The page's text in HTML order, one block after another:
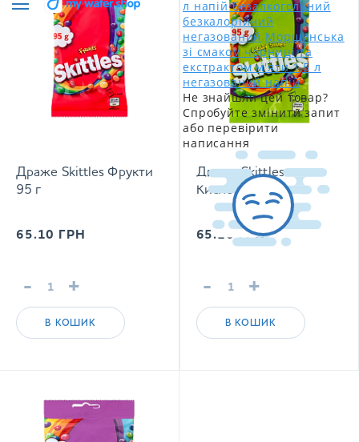
л напій безалкогольний
безкалорійний
негазований Моршинська
зі смаком чорниці та
екстрактом м'яти 1,5 л
негазований напій
Не знайшли цей товар?
Спробуйте змінити запит
або перевірити
написання
Драже Skittles Фрукти
95 г
65.10 ГРН
- +
В КОШИК
Драже Skittles
Кисломікс 95 г
65.10ГРН
- +
В КОШИК